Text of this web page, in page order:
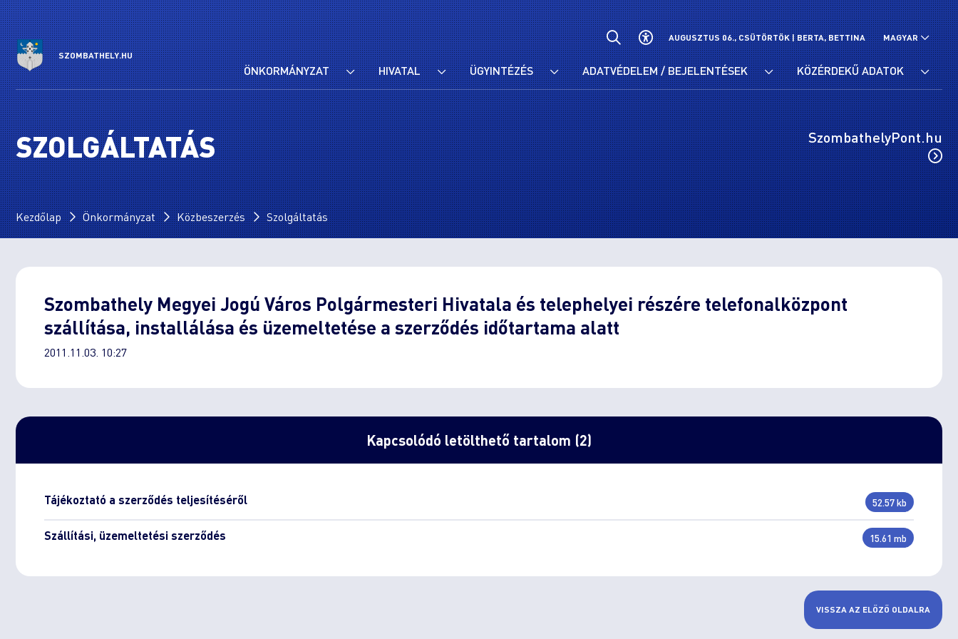
SZOMBATHELY.HU
AUGUSZTUS 06., CSÜTÖRTÖK |BERTA, BETTINA MAGYAR
ÖNKORMÁNYZAT HIVATAL ÜGYINTÉZÉS ADATVÉDELEM / BEJELENTÉSEK KÖZÉRDEKŰ ADATOK
SZOLGÁLTATÁS SzombathelyPont.hu
Kezdőlap Önkormányzat Közbeszerzés Szolgáltatás
Szombathely Megyei Jogú Város Polgármesteri Hivatala és telephelyei részére telefonalközpont
szállítása, installálása és üzemeltetése a szerződés időtartama alatt
2011.11.03. 10:27
Kapcsolódó letölthető tartalom (2)
Tájékoztató a szerződés teljesítéséről 52.57 kb
Szállítási, üzemeltetési szerződés 15.61 mb
VISSZA AZ ELŐZŐ OLDALRA